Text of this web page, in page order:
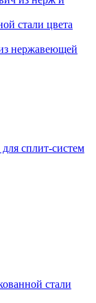
стали цвета
нержавеющей
сплит-систем
стали